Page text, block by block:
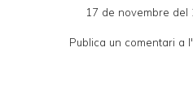
17 de novembre del
Publica un comentari a